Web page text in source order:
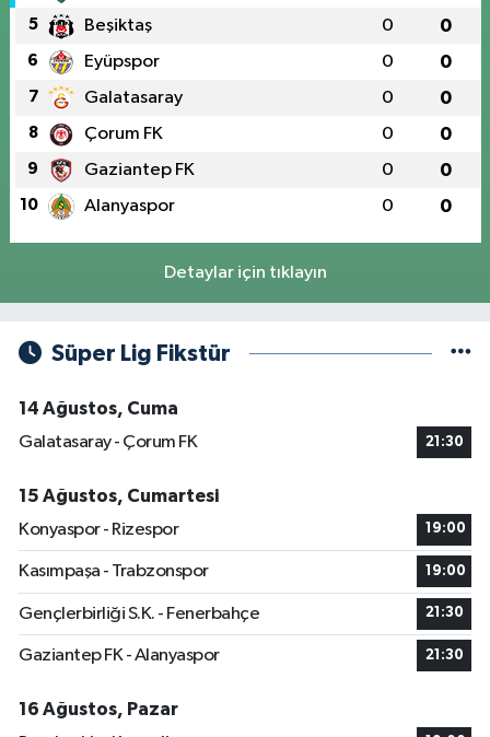
5 Beşiktaş 0 0
6 Eyüpspor 0 0
7 Galatasaray 0 0
8 Çorum FK 0 0
9 Gaziantep FK 0 0
10 Alanyaspor 0 0
Detaylar için tıklayın
Süper Lig Fikstür
14 Ağustos, Cuma
Galatasaray - Çorum FK
21:30
15 Ağustos, Cumartesi
Konyaspor - Rizespor
19:00
Kasımpaşa - Trabzonspor 19:00
Gençlerbirliği S.K. - Fenerbahçe 21:30
Gaziantep FK - Alanyaspor 21:30
16 Ağustos, Pazar